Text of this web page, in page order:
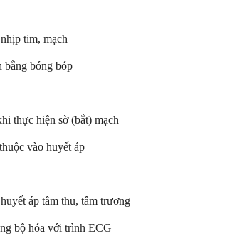
tim, mạch
bằng bóng bóp
thực hiện sờ (bắt) mạch
vào huyết áp
áp tâm thu, tâm trương
bộ hóa với trình ECG